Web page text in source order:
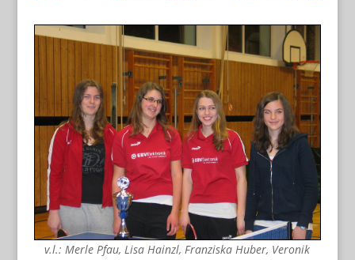
v.l.: Merle Pfau, Lisa Hainzl, Franziska Huber, Veronik